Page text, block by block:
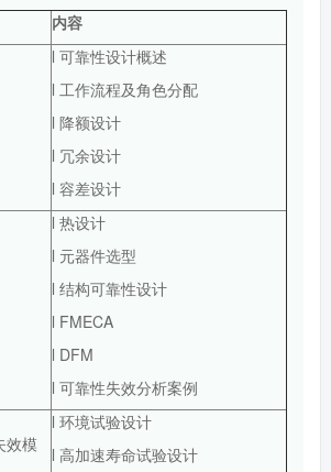
内容
l 可靠性设计概述
l 工作流程及角色分配
l 降额设计
l 冗余设计
l 容差设计
l 热设计
l 元器件选型
l 结构可靠性设计
l FMECA
l DFM
l 可靠性失效分析案例
效模
l 环境试验设计
l 高加速寿命试验设计